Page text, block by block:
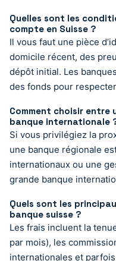
Quelles sont les
compte en Suisse ?
Il vous faut une pièce
domicile récent, des
dépôt initial. Les
des fonds pour
Comment choisir entre
banque internationale
Si vous privilégiez la
une banque régionale
internationaux ou une
grande banque
Quels sont les
banque suisse ?
Les frais incluent la
par mois), les
internationales et